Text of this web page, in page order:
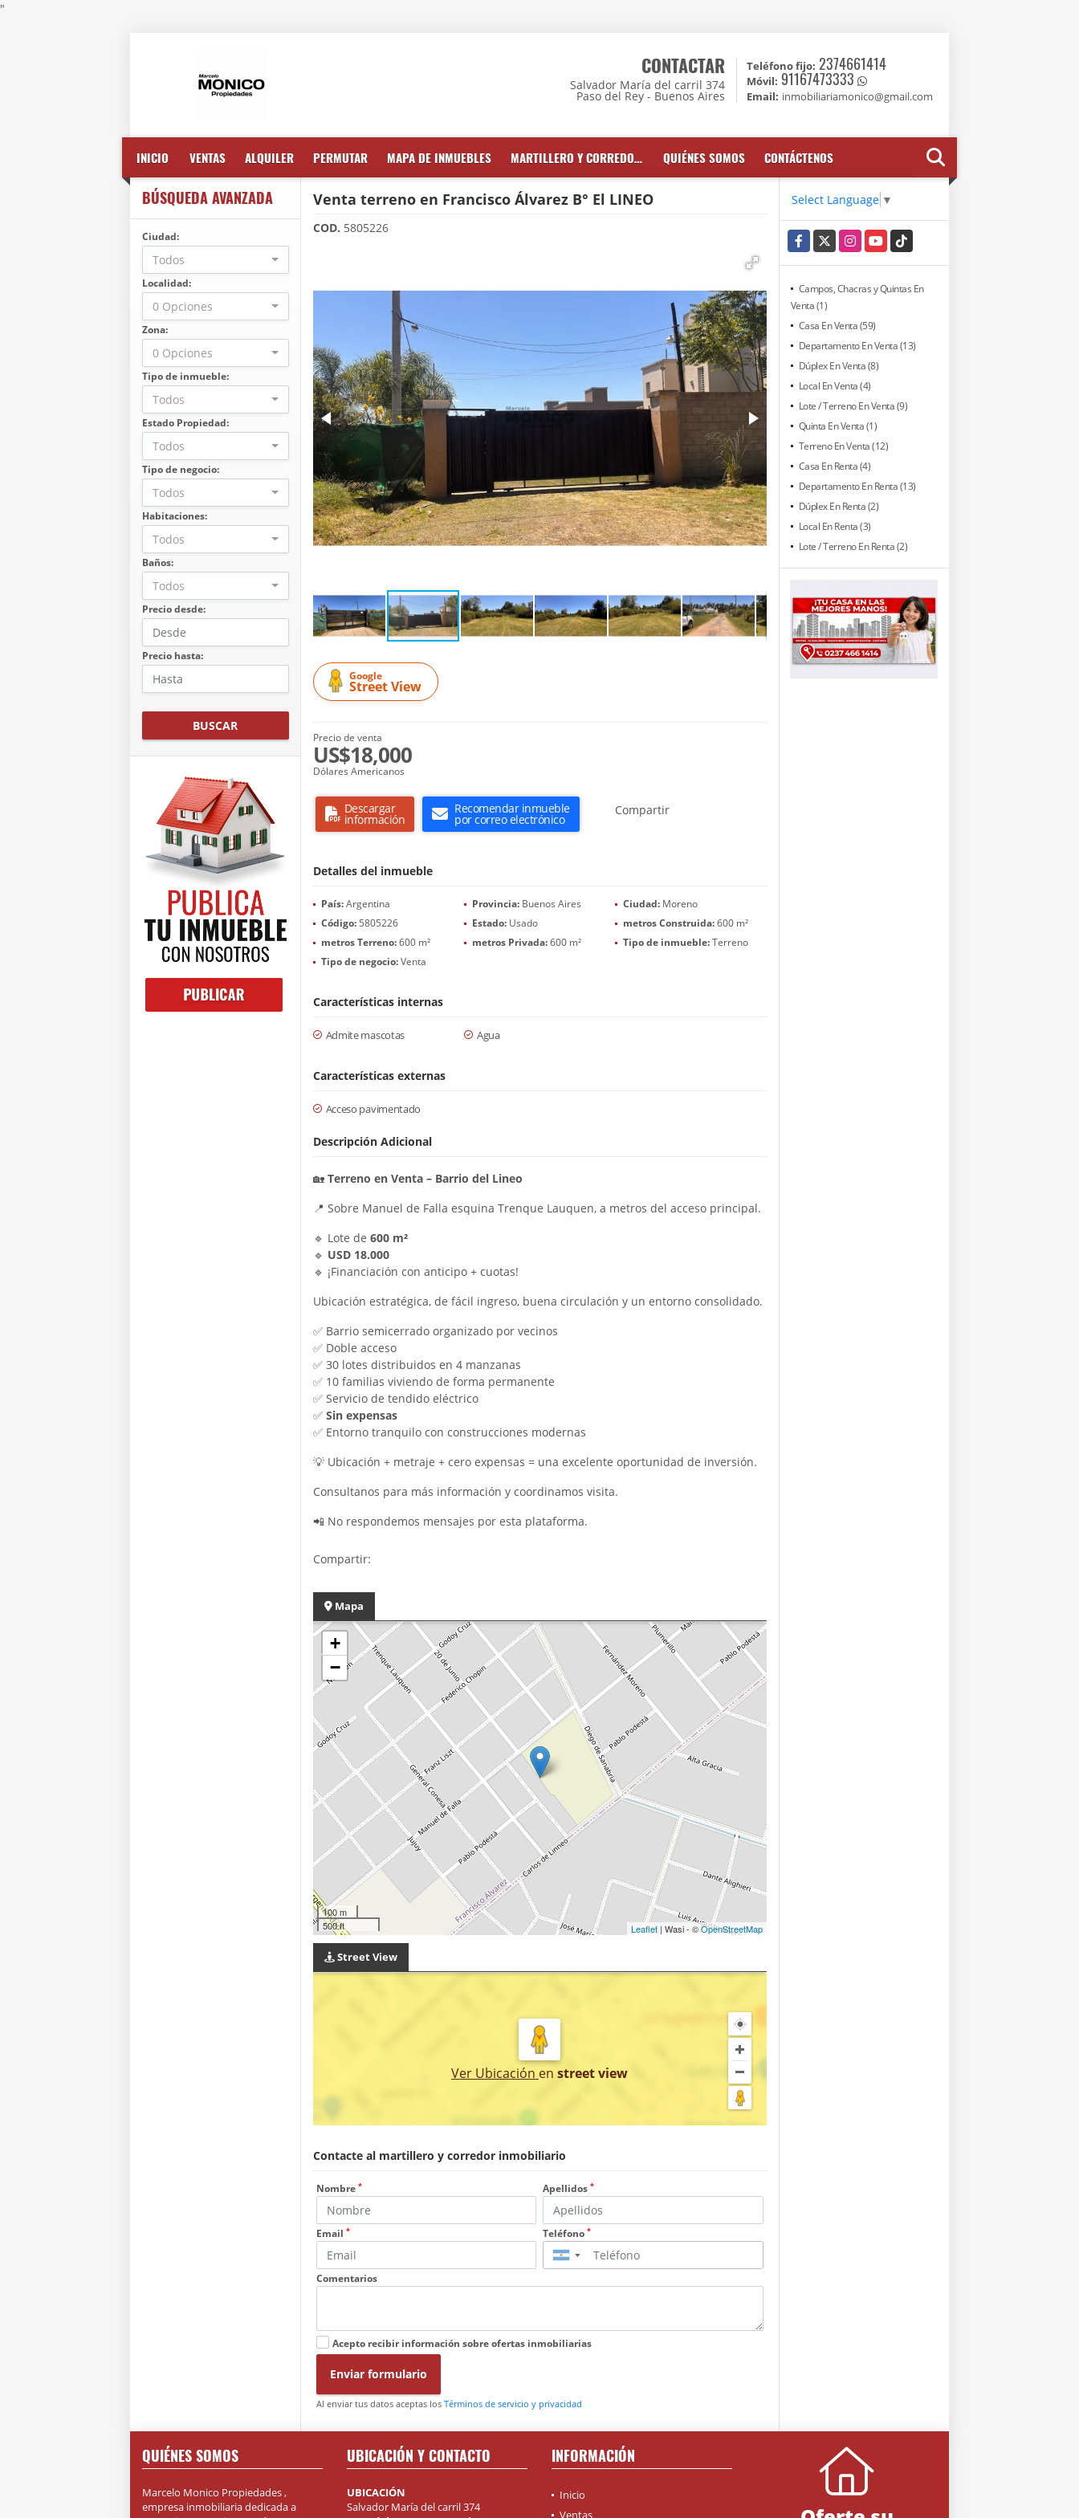
"
CONTACTAR
Salvador María del carril 374
Paso del Rey - Buenos Aires
Teléfono fijo: 2374661414
Móvil: 91167473333
Email: inmobiliariamonico@gmail.com
INICIO VENTAS ALQUILER PERMUTAR MAPA DE INMUEBLES MARTILLERO Y CORREDOR INMOBILIARIO QUIÉNES SOMOS CONTÁCTENOS
BÚSQUEDA AVANZADA
Ciudad:
Todos
Localidad:
0 Opciones
Zona:
0 Opciones
Tipo de inmueble:
Todos
Estado Propiedad:
Todos
Tipo de negocio:
Todos
Habitaciones:
Todos
Baños:
Todos
Precio desde:
Precio hasta:
BUSCAR
Venta terreno en Francisco Álvarez B° El LINEO
COD. 5805226
Google
Street View
Precio de venta
US$18,000
Dólares Americanos
Descargar
información
Recomendar inmueble
por correo electrónico
Compartir
Detalles del inmueble
País:Argentina Provincia:Buenos Aires Ciudad: Moreno
Código:5805226 Estado:Usado metros Construida:600 m²
metros Terreno:600 m² metros Privada:600 m² Tipo de inmueble:Terreno
Tipo de negocio:Venta
Características internas
Admite mascotas Agua
Características externas
Acceso pavimentado
Descripción Adicional
🏡 Terreno en Venta – Barrio del Lineo
📍 Sobre Manuel de Falla esquina Trenque Lauquen, a metros del acceso principal.
🔹 Lote de 600 m²
🔹 USD 18.000
🔹 ¡Financiación con anticipo + cuotas!
Ubicación estratégica, de fácil ingreso, buena circulación y un entorno consolidado.
✅ Barrio semicerrado organizado por vecinos
✅ Doble acceso
✅ 30 lotes distribuidos en 4 manzanas
✅ 10 familias viviendo de forma permanente
✅ Servicio de tendido eléctrico
✅ Sin expensas
✅ Entorno tranquilo con construcciones modernas
💡 Ubicación + metraje + cero expensas = una excelente oportunidad de inversión.
Consultanos para más información y coordinamos visita.
📲 No respondemos mensajes por esta plataforma.
Compartir:
Mapa
+
−
100 m
500 ft
Leaflet| Wasi - ©OpenStreetMap
Street View
Ver Ubicación en street view
Contacte al martillero y corredor inmobiliario
Nombre * Apellidos *
Email * Teléfono *
▼
Comentarios
Acepto recibir información sobre ofertas inmobiliarias
Enviar formulario
Al enviar tus datos aceptas los Términos de servicio y privacidad
Select Language ▼
Facebook
X InstagramYouTubeTikTok
Campos, Chacras y Quintas En
Venta (1)
Casa En Venta (59)
Departamento En Venta (13)
Dúplex En Venta (8)
Local En Venta (4)
Lote / Terreno En Venta (9)
Quinta En Venta (1)
Terreno En Venta (12)
Casa En Renta (4)
Departamento En Renta (13)
Dúplex En Renta (2)
Local En Renta (3)
Lote / Terreno En Renta (2)
QUIÉNES SOMOS
Marcelo Monico Propiedades ,
empresa inmobiliaria dedicada a
UBICACIÓN Y CONTACTO
UBICACIÓN
Salvador María del carril 374
INFORMACIÓN
Inicio
Ventas